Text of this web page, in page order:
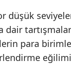
düşük
para
eğilimi